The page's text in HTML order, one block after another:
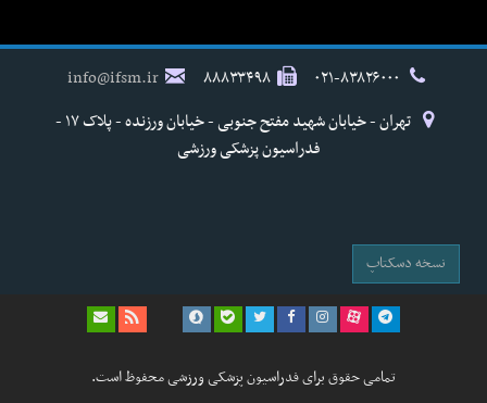
۸۸۸۳۳۴۹۸
info@ifsm.ir
تهران - خیابان شهید مفتح جنوبی - خیابان ورزنده - پلاک ۱۷ -
فدراسیون پزشکی ورزشی
نسخه دسکتاپ
تمامی حقوق برای فدراسیون پزشکی ورزشی محفوظ است.